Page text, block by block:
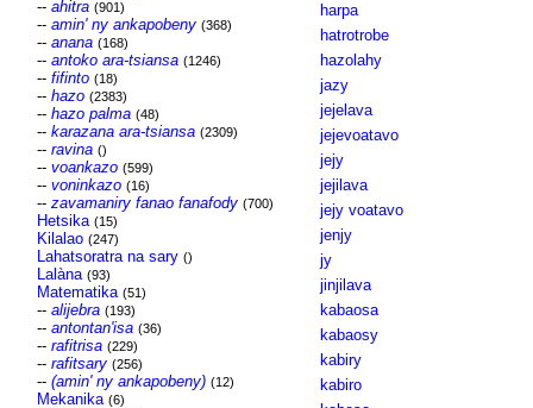
-- ahitra (901)
-- amin' ny ankapobeny (368)
-- anana (168)
-- antoko ara-tsiansa (1246)
-- fifinto (18)
-- hazo (2383)
-- hazo palma (48)
-- karazana ara-tsiansa (2309)
-- ravina ()
-- voankazo (599)
-- voninkazo (16)
-- zavamaniry fanao fanafody (700)
Hetsika (15)
Kilalao (247)
Lahatsoratra na sary ()
Lalàna (93)
Matematika (51)
-- alijebra (193)
-- antontan'isa (36)
-- rafitrisa (229)
-- rafitsary (256)
-- (amin' ny ankapobeny) (12)
Mekanika (6)
harpa
hatrotrobe
hazolahy
jazy
jejelava
jejevoatavo
jejy
jejilava
jejy voatavo
jenjy
jy
jinjilava
kabaosa
kabaosy
kabiry
kabiro